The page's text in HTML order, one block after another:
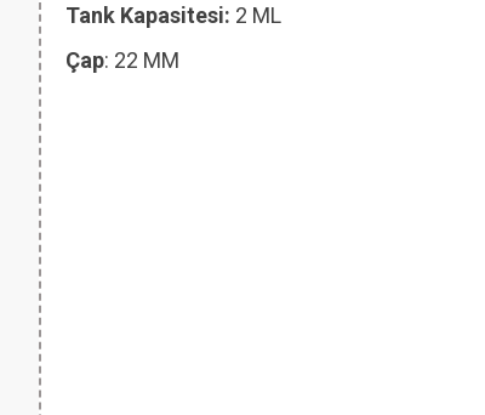
Tank Kapasitesi: 2 ML
Çap: 22 MM